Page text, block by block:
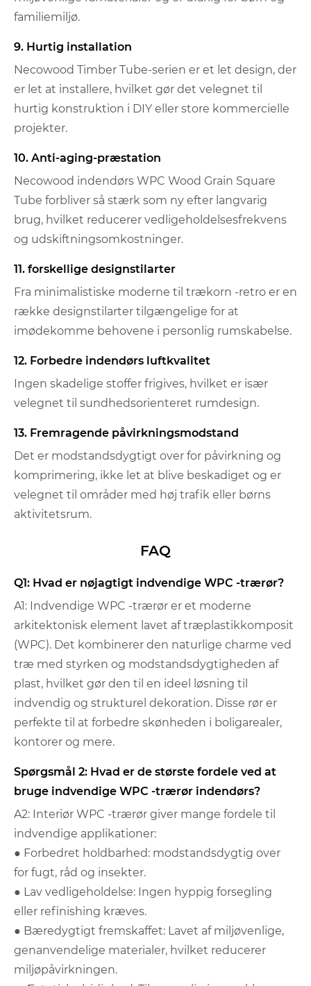
familiemiljø.
9. Hurtig installation
Necowood Timber Tube-serien er et let design, der
er let at installere, hvilket gør det velegnet til
hurtig konstruktion i DIY eller store kommercielle
projekter.
10. Anti-aging-præstation
Necowood indendørs WPC Wood Grain Square
Tube forbliver så stærk som ny efter langvarig
brug, hvilket reducerer vedligeholdelsesfrekvens
og udskiftningsomkostninger.
11. forskellige designstilarter
Fra minimalistiske moderne til trækorn -retro er en
række designstilarter tilgængelige for at
imødekomme behovene i personlig rumskabelse.
12. Forbedre indendørs luftkvalitet
Ingen skadelige stoffer frigives, hvilket er især
velegnet til sundhedsorienteret rumdesign.
13. Fremragende påvirkningsmodstand
Det er modstandsdygtigt over for påvirkning og
komprimering, ikke let at blive beskadiget og er
velegnet til områder med høj trafik eller børns
aktivitetsrum.
FAQ
Q1: Hvad er nøjagtigt indvendige WPC -trærør?
A1: Indvendige WPC -trærør er et moderne
arkitektonisk element lavet af træplastikkomposit
(WPC). Det kombinerer den naturlige charme ved
træ med styrken og modstandsdygtigheden af ​​
plast, hvilket gør den til en ideel løsning til
indvendig og strukturel dekoration. Disse rør er
perfekte til at forbedre skønheden i boligarealer,
kontorer og mere.
Spørgsmål 2: Hvad er de største fordele ved at
bruge indvendige WPC -trærør indendørs?
A2: Interiør WPC -trærør giver mange fordele til
indvendige applikationer:
● Forbedret holdbarhed: modstandsdygtig over
for fugt, råd og insekter.
● Lav vedligeholdelse: Ingen hyppig forsegling
eller refinishing kræves.
● Bæredygtigt fremskaffet: Lavet af miljøvenlige,
genanvendelige materialer, hvilket reducerer
miljøpåvirkningen.